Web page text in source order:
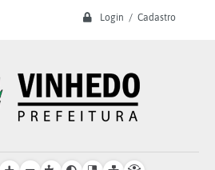
Login / Cadastro